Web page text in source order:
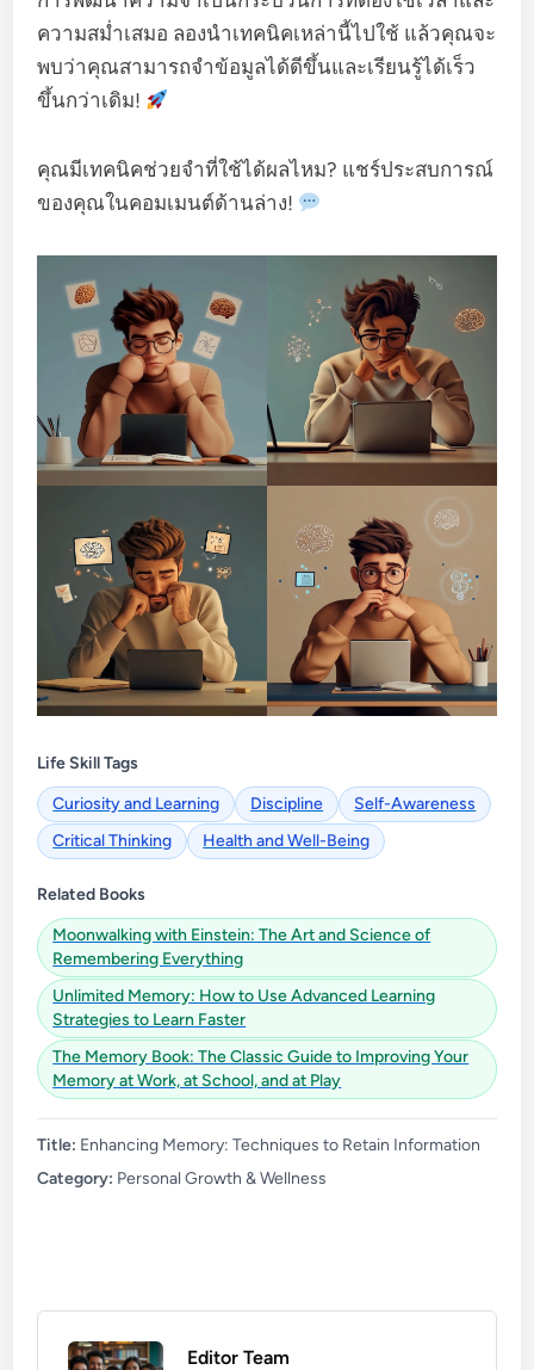
ความสม่ำเสมอ ลองนำเทคนิคเหล่านี้ไปใช้ แล้วคุณจะ
พบว่าคุณสามารถจำข้อมูลได้ดีขึ้นและเรียนรู้ได้เร็ว
ขึ้นกว่าเดิม!
คุณมีเทคนิคช่วยจำที่ใช้ได้ผลไหม? แชร์ประสบการณ์
ของคุณในคอมเมนต์ด้านล่าง!
Life Skill Tags
Curiosity and Learning
Discipline
Self-Awareness
Critical Thinking
Health and Well-Being
Related Books
Moonwalking with Einstein: The Art and Science of
Remembering Everything
Unlimited Memory: How to Use Advanced Learning
Strategies to Learn Faster
The Memory Book: The Classic Guide to Improving Your
Memory at Work, at School, and at Play
Title: Enhancing Memory: Techniques to Retain Information
Category: Personal Growth & Wellness
Editor Team